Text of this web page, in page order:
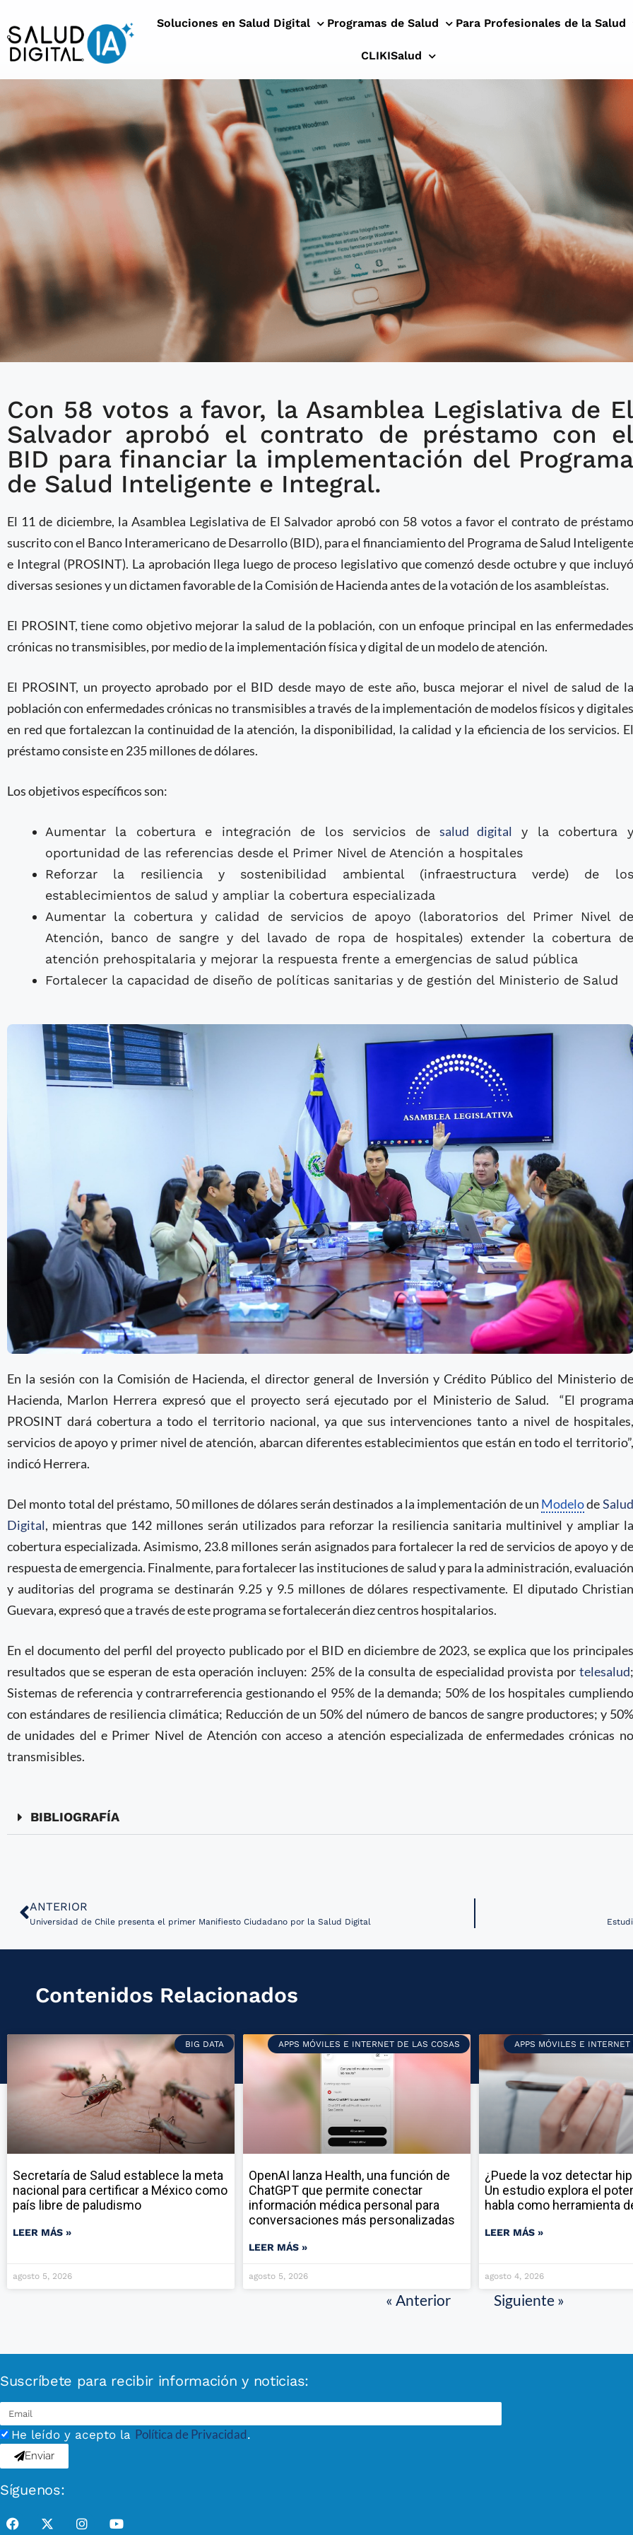
Soluciones en Salud Digital Programas de Salud Para Profesionales de la Salud
CLIKISalud
Asamblea Legislativa de El Salvador aprueba
préstamo del BID para financiar Programa de
Salud Inteligente e Integral
Con 58 votos a favor, la Asamblea Legislativa de El
Salvador aprobó el contrato de préstamo con el
BID para financiar la implementación del Programa
de Salud Inteligente e Integral.
El 11 de diciembre, la Asamblea Legislativa de El Salvador aprobó con 58 votos a favor el contrato de préstamo
suscrito con el Banco Interamericano de Desarrollo (BID), para el financiamiento del Programa de Salud Inteligente
e Integral (PROSINT). La aprobación llega luego de proceso legislativo que comenzó desde octubre y que incluyó
diversas sesiones y un dictamen favorable de la Comisión de Hacienda antes de la votación de los asambleístas.
El PROSINT, tiene como objetivo mejorar la salud de la población, con un enfoque principal en las enfermedades
crónicas no transmisibles, por medio de la implementación física y digital de un modelo de atención.
El PROSINT, un proyecto aprobado por el BID desde mayo de este año, busca mejorar el nivel de salud de la
población con enfermedades crónicas no transmisibles a través de la implementación de modelos físicos y digitales
en red que fortalezcan la continuidad de la atención, la disponibilidad, la calidad y la eficiencia de los servicios. El
préstamo consiste en 235 millones de dólares.
Los objetivos específicos son:
Aumentar la cobertura e integración de los servicios desalud digital y la cobertura y
oportunidad de las referencias desde el Primer Nivel de Atención a hospitales
Reforzar la resiliencia y sostenibilidad ambiental (infraestructura verde) de los
establecimientos de salud y ampliar la cobertura especializada
Aumentar la cobertura y calidad de servicios de apoyo (laboratorios del Primer Nivel de
Atención, banco de sangre y del lavado de ropa de hospitales) extender la cobertura de
atención prehospitalaria y mejorar la respuesta frente a emergencias de salud pública
Fortalecer la capacidad de diseño de políticas sanitarias y de gestión del Ministerio de Salud
En la sesión con la Comisión de Hacienda, el director general de Inversión y Crédito Público del Ministerio de
Hacienda, Marlon Herrera expresó que el proyecto será ejecutado por el Ministerio de Salud. “El programa
PROSINT dará cobertura a todo el territorio nacional, ya que sus intervenciones tanto a nivel de hospitales,
servicios de apoyo y primer nivel de atención, abarcan diferentes establecimientos que están en todo el territorio”,
indicó Herrera.
Del monto total del préstamo, 50 millones de dólares serán destinados a la implementación de un ModelodeSalud
Digital, mientras que 142 millones serán utilizados para reforzar la resiliencia sanitaria multinivel y ampliar la
cobertura especializada. Asimismo, 23.8 millones serán asignados para fortalecer la red de servicios de apoyo y de
respuesta de emergencia. Finalmente, para fortalecer las instituciones de salud y para la administración, evaluación
y auditorias del programa se destinarán 9.25 y 9.5 millones de dólares respectivamente. El diputado Christian
Guevara, expresó que a través de este programa se fortalecerán diez centros hospitalarios.
En el documento del perfil del proyecto publicado por el BID en diciembre de 2023, se explica que los principales
resultados que se esperan de esta operación incluyen: 25% de la consulta de especialidad provista por telesalud;
Sistemas de referencia y contrarreferencia gestionando el 95% de la demanda; 50% de los hospitales cumpliendo
con estándares de resiliencia climática; Reducción de un 50% del número de bancos de sangre productores; y 50%
de unidades del e Primer Nivel de Atención con acceso a atención especializada de enfermedades crónicas no
transmisibles.
BIBLIOGRAFÍA
ANTERIOR
Universidad de Chile presenta el primer Manifiesto Ciudadano por la Salud Digital
Contenidos Relacionados
BIG DATA
Secretaría de Salud establece la meta
nacional para certificar a México como
país libre de paludismo
LEER MÁS »
agosto 5, 2026
APPS MÓVILES E INTERNET DE LAS COSAS
OpenAI lanza Health, una función de
ChatGPT que permite conectar
información médica personal para
conversaciones más personalizadas
LEER MÁS »
agosto 5, 2026
APPS MÓVILES E
¿Puede la voz detectar
Un estudio explora el
habla como herramienta
LEER MÁS »
agosto 4, 2026
« Anterior Siguiente »
Suscríbete para recibir información y noticias:
He leído y acepto la Política de Privacidad.
Enviar
Síguenos: